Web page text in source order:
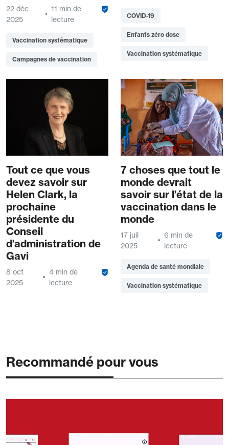
22 déc
2025
11 min de
lecture
Vaccination systématique
Campagnes de vaccination
COVID-19
Enfants zéro dose
Vaccination systématique
Tout ce que vous
devez savoir sur
Helen Clark, la
prochaine
présidente du
Conseil
d’administration de
Gavi
8 oct
2025
4 min de
lecture
7 choses que tout le
monde devrait
savoir sur l’état de la
vaccination dans le
monde
17 juil
2025
6 min de
lecture
Agenda de santé mondiale
Vaccination systématique
Recommandé pour vous